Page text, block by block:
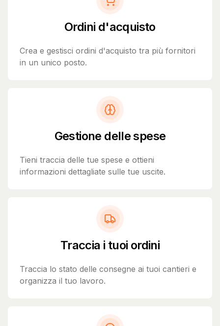
Ordini d'acquisto
Crea e gestisci ordini d'acquisto tra più fornitori
in un unico posto.
Gestione delle spese
Tieni traccia delle tue spese e ottieni
informazioni dettagliate sulle tue uscite.
Traccia i tuoi ordini
Traccia lo stato delle consegne ai tuoi cantieri e
organizza il tuo lavoro.